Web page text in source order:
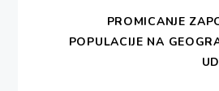
PROMICANJE
POPULACIJE NA
planova te uspostaviti Urban
će olakšati građanima
planova i ostvariti mogućnosti
zahtjeva, primjedbi i